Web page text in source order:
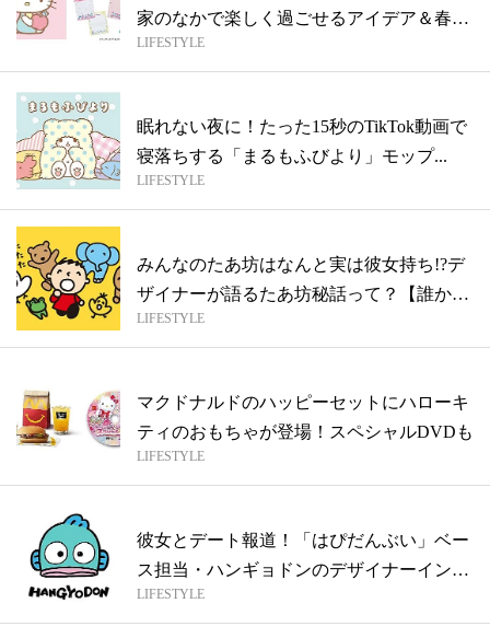
家のなかで楽しく過ごせるアイデア＆春の
プチ...
LIFESTYLE
眠れない夜に！たった15秒のTikTok動画で
寝落ちする「まるもふびより」モップ...
LIFESTYLE
みんなのたあ坊はなんと実は彼女持ち!?デ
ザイナーが語るたあ坊秘話って？【誰かに
話...
LIFESTYLE
マクドナルドのハッピーセットにハローキ
ティのおもちゃが登場！スペシャルDVDも
LIFESTYLE
彼女とデート報道！「はぴだんぶい」ベー
ス担当・ハンギョドンのデザイナーインタ
ビュ...
LIFESTYLE